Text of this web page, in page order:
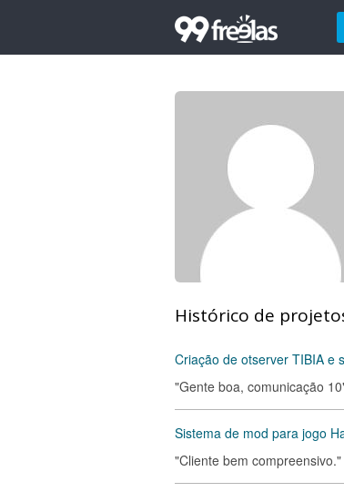
Histórico de
Criação de otserver TIBIA e
"Gente boa, comunicação
Sistema de mod para jogo
"Cliente bem compreensivo."